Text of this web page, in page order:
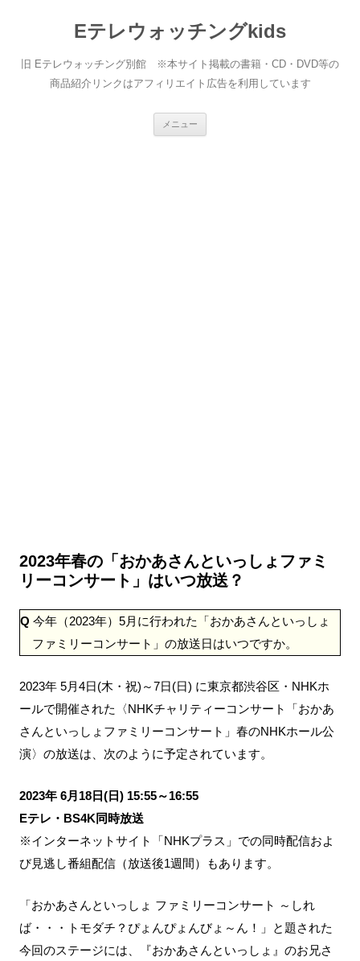
Eテレウォッチングkids
旧 Eテレウォッチング別館 ※本サイト掲載の書籍・CD・DVD等の
商品紹介リンクはアフィリエイト広告を利用しています
メニュー
2023年春の「おかあさんといっしょファミ
リーコンサート」はいつ放送？
Q 今年（2023年）5月に行われた「おかあさんといっしょ
ファミリーコンサート」の放送日はいつですか。
2023年 5月4日(木・祝)～7日(日) に東京都渋谷区・NHKホ
ールで開催された〈NHKチャリティーコンサート「おかあ
さんといっしょファミリーコンサート」春のNHKホール公
演〉の放送は、次のように予定されています。
2023年 6月18日(日) 15:55～16:55
Eテレ・BS4K同時放送
※インターネットサイト「NHKプラス」での同時配信およ
び見逃し番組配信（放送後1週間）もあります。
「おかあさんといっしょ ファミリーコンサート ～しれ
ば・・・トモダチ？ぴょんぴょんびょ～ん！」と題された
今回のステージには、『おかあさんといっしょ』のお兄さ